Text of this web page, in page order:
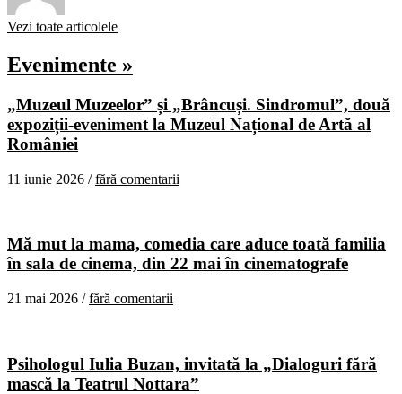
Vezi toate articolele
Evenimente »
„Muzeul Muzeelor” și „Brâncuși. Sindromul”, două
expoziții-eveniment la Muzeul Național de Artă al
României
11 iunie 2026 /fără comentarii
Mă mut la mama, comedia care aduce toată familia
în sala de cinema, din 22 mai în cinematografe
21 mai 2026 /fără comentarii
Psihologul Iulia Buzan, invitată la „Dialoguri fără
mască la Teatrul Nottara”